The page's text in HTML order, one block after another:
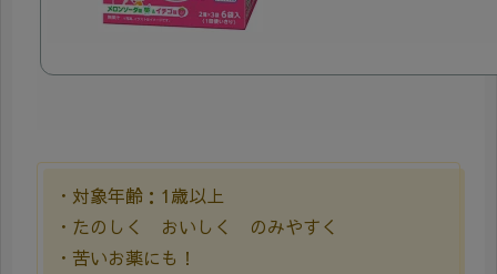
・対象年齢：1歳以上
・たのしく おいしく のみやすく
・苦いお薬にも！